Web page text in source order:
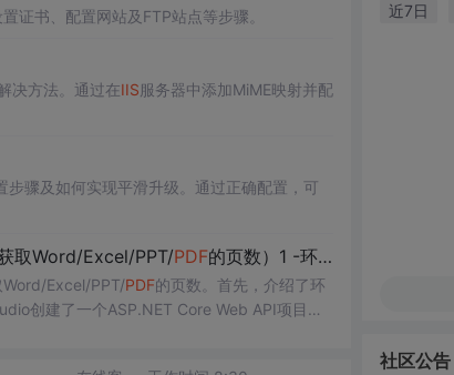
证书、配置网站及FTP站点等步骤。
决方法。通过在IIS服务器中添加MiME映射并配
步骤及如何实现平滑升级。通过正确配置，可
取Word/Excel/PPT/PDF的页数）1 -环境准备及创建项目
Excel/PPT/PDF的页数。首先，介绍了环
创建了一个ASP.NET Core Web API项目，
近7日
社区公告